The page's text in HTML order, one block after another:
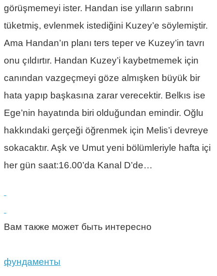
görüşmemeyi ister. Handan ise yılların sabrını
tüketmiş, evlenmek istediğini Kuzey’e söylemiştir.
Ama Handan’ın planı ters teper ve Kuzey’in tavrı
onu çıldırtır. Handan Kuzey’i kaybetmemek için
canından vazgeçmeyi göze almışken büyük bir
hata yapıp başkasına zarar verecektir. Belkıs ise
Ege’nin hayatında biri olduğundan emindir. Oğlu
hakkındaki gerçeği öğrenmek için Melis’i devreye
sokacaktır. Aşk ve Umut yeni bölümleriyle hafta içi
her gün saat:16.00’da Kanal D’de…
Вам также может быть интересно
фундаменты